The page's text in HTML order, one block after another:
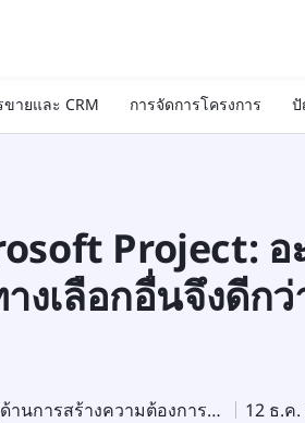
ขายและ CRM การจัดการโครงการ ปั
Project: อ
งเลือกอื่นจึงดีกว่
ผู้เชี่ยวชาญด้านการสร้างความต้องการในผลิตภัณฑ์ 12 ธ.ค.